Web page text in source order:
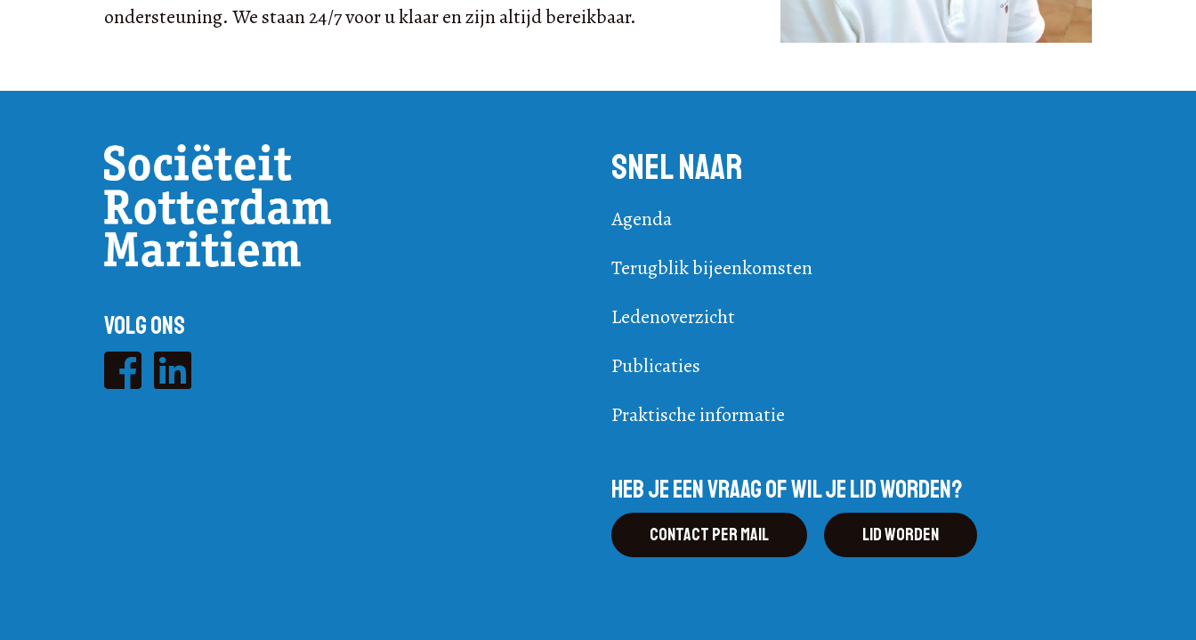
ondersteuning. We staan 24/7 voor u klaar en zijn altijd bereikbaar.
Volg ons
Snel naar
Agenda
Terugblik bijeenkomsten
Ledenoverzicht
Publicaties
Praktische informatie
Heb je een vraag of wil je lid worden?
Contact per mail Lid worden